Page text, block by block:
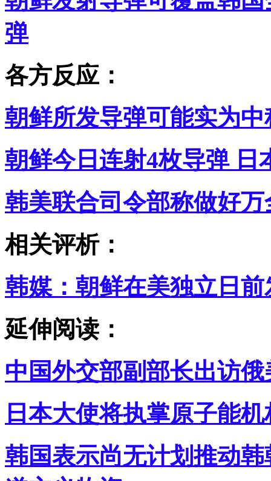
弹
各方反应：
朝鲜所发导弹可能实为
朝鲜今日连射4枚导弹 日
韩美联合司令部称做好
相关评析：
韩媒：朝鲜在美独立日
延伸阅读：
中国外交部副部长出访
日本大使将执掌原子能
韩国表示尚无计划推动